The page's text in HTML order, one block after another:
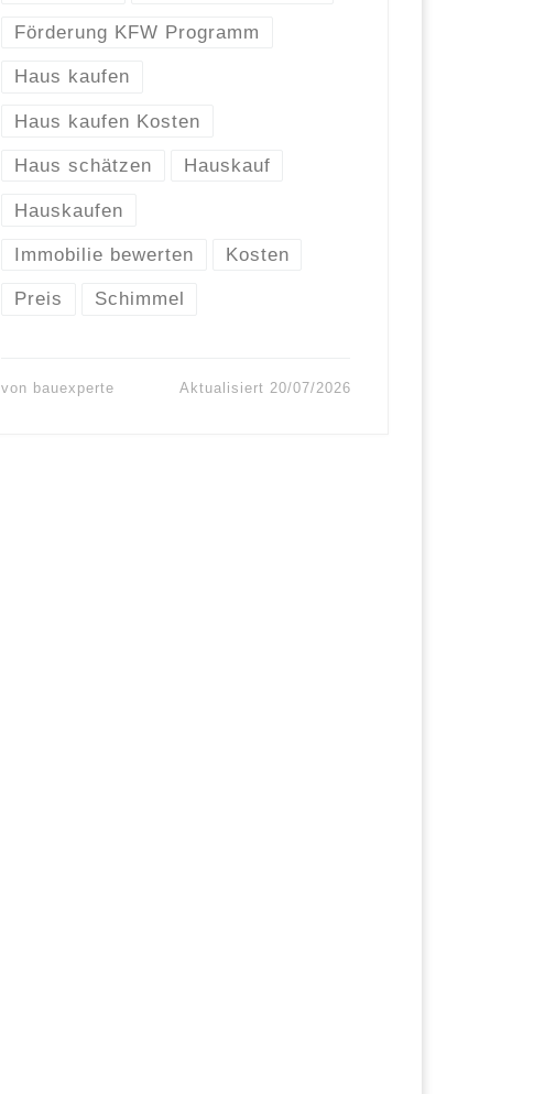
Förderung KFW Programm
Haus kaufen
Haus kaufen Kosten
Haus schätzen Hauskauf
Hauskaufen
Immobilie bewerten Kosten
Preis Schimmel
von bauexperte Aktualisiert 20/07/2026